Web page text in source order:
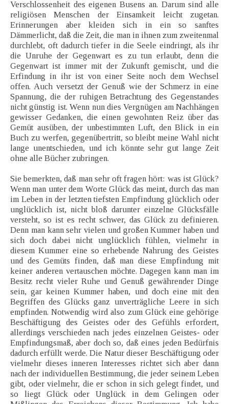
Verschlossenheit des eigenen Busens an. Darum sind alle
religiösen Menschen der Einsamkeit leicht zugetan.
Erinnerungen aber kleiden sich in ein so sanftes
Dämmerlicht, daß die Zeit, die man in ihnen zum zweitenmal
durchlebt, oft dadurch tiefer in die Seele eindringt, als ihr
die Unruhe der Gegenwart es zu tun erlaubt, denn die
Gegenwart ist immer mit der Zukunft gemischt, und die
Erfindung in ihr ist von einer Seite noch dem Wechsel
offen. Auch versetzt der Genuß wie der Schmerz in eine
Spannung, die der ruhigen Betrachtung des Gegenstandes
nicht günstig ist. Wenn nun dies Vergnügen am Nachhängen
gewisser Gedanken, die einen gewohnten Reiz über das
Gemüt ausüben, der unbestimmten Luft, den Blick in ein
Buch zu werfen, gegenübertritt, so bleibt meine Wahl nicht
lange unentschieden, und ich könnte sehr gut lange Zeit
ohne alle Bücher zubringen.
Sie bemerkten, daß man sehr oft fragen hört: was ist Glück?
Wenn man unter dem Worte Glück das meint, durch das man
im Leben in der letzten tiefsten Empfindung glücklich oder
unglücklich ist, nicht bloß darunter einzelne Glücksfälle
versteht, so ist es recht schwer, das Glück zu definieren.
Denn man kann sehr vielen und großen Kummer haben und
sich doch dabei nicht unglücklich fühlen, vielmehr in
diesem Kummer eine so erhebende Nahrung des Geistes
und des Gemüts finden, daß man diese Empfindung mit
keiner anderen vertauschen möchte. Dagegen kann man im
Besitz recht vieler Ruhe und Genuß gewährender Dinge
sein, gar keinen Kummer haben, und doch eine mit den
Begriffen des Glücks ganz unverträgliche Leere in sich
empfinden. Notwendig wird also zum Glück eine gehörige
Beschäftigung des Geistes oder des Gefühls erfordert,
allerdings verschieden nach jedes einzelnen Geistes- oder
Empfindungsmaß, aber doch so, daß eines jeden Bedürfnis
dadurch erfüllt werde. Die Natur dieser Beschäftigung oder
vielmehr dieses inneren Interesses richtet sich aber dann
nach der individuellen Bestimmung, die jeder seinem Leben
gibt, oder vielmehr, die er schon in sich gelegt findet, und
so liegt Glück oder Unglück in dem Gelingen oder